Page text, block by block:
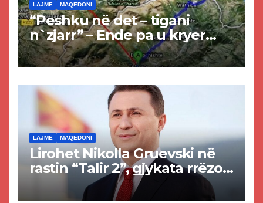
LAJME MAQEDONI
“Peshku në det – tigani
n`zjarr” – Ende pa u kryer
projekti i tunelit, komuna e
Tetovës nis punimet për
LAJME MAQEDONI
Lirohet Nikolla Gruevski në
rastin “Talir 2”, gjykata rrëzon
akuzat për ndërtimin e
paligjshëm të selisë së